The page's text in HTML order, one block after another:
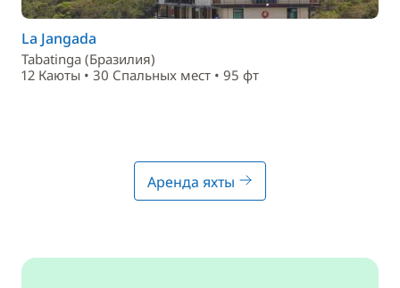
La Jangada
Tabatinga (Бразилия)
12 Каюты • 30 Спальныx мест • 95 фт
Аренда яхты